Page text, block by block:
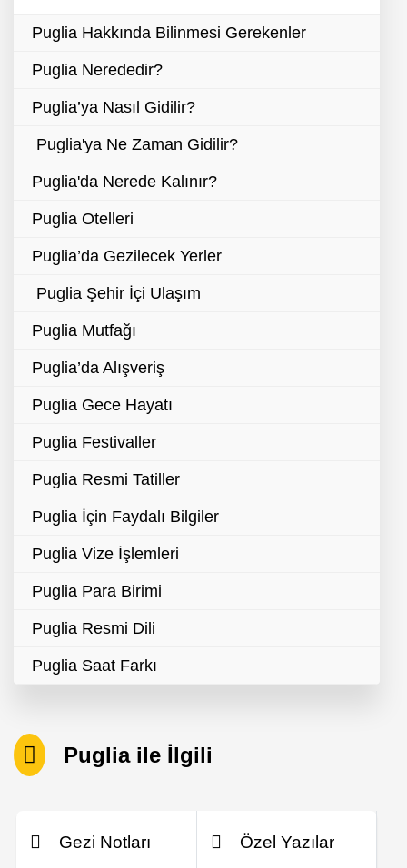
Puglia Hakkında Bilinmesi Gerekenler
Puglia Nerededir?
Puglia’ya Nasıl Gidilir?
Puglia'ya Ne Zaman Gidilir?
Puglia'da Nerede Kalınır?
Puglia Otelleri
Puglia’da Gezilecek Yerler
Puglia Şehir İçi Ulaşım
Puglia Mutfağı
Puglia’da Alışveriş
Puglia Gece Hayatı
Puglia Festivaller
Puglia Resmi Tatiller
Puglia İçin Faydalı Bilgiler
Puglia Vize İşlemleri
Puglia Para Birimi
Puglia Resmi Dili
Puglia Saat Farkı
Puglia ile İlgili
Gezi Notları Özel Yazılar